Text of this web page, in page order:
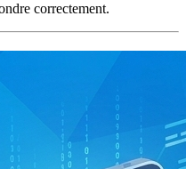
correctement.